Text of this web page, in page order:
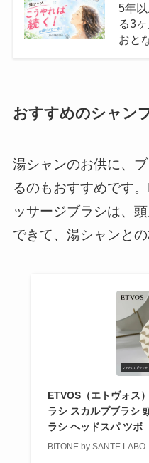
5年
る3
おと
おすすめのシャン
湯シャンのお供に、
るのもおすすめです
ッサージブラシは、
できて、湯シャンとの
ETVOS（エトヴォス
ラシ スカルプブラシ
ラシ ヘッドスパ ツボ
BITONE by SANTE LABO